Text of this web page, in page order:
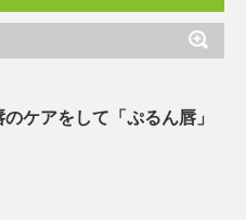
ケアをして「ぷるん唇」